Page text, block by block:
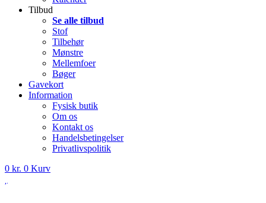
Tilbud
Se alle tilbud
Stof
Tilbehør
Mønstre
Mellemfoer
Bøger
Gavekort
Information
Fysisk butik
Om os
Kontakt os
Handelsbetingelser
Privatlivspolitik
0 kr. 0 Kurv